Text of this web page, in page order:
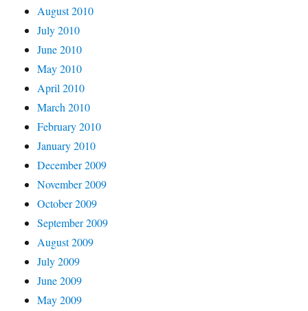
August 2010
July 2010
June 2010
May 2010
April 2010
March 2010
February 2010
January 2010
December 2009
November 2009
October 2009
September 2009
August 2009
July 2009
June 2009
May 2009